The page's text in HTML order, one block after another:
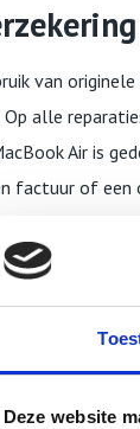
Deze website
van
alle
Air is
factuur of
de MacBook
niet is
reparatie.
Air A1304